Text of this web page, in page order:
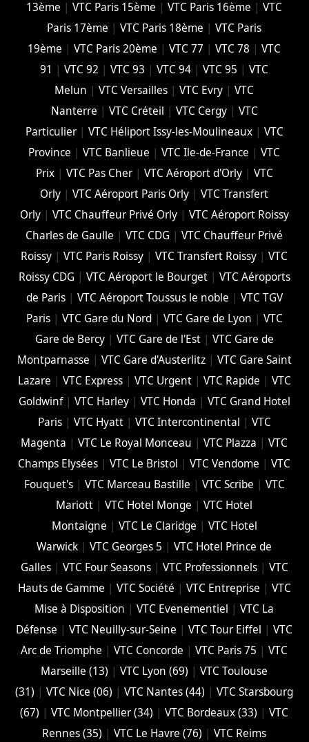
13ème |VTC Paris 15ème |VTC Paris 16ème |VTC
Paris 17ème |VTC Paris 18ème |VTC Paris
19ème |VTC Paris 20ème |VTC 77 |VTC 78 |VTC
91 |VTC 92 |VTC 93 |VTC 94 |VTC 95 |VTC
Melun |VTC Versailles |VTC Evry |VTC
Nanterre | VTC Créteil | VTC Cergy| VTC
Particulier| VTC Héliport Issy-les-Moulineaux| VTC
Province |VTC Banlieue |VTC Ile-de-France |VTC
Prix| VTC Pas Cher| VTC Aéroport d'Orly| VTC
Orly |VTC Aéroport Paris Orly |VTC Transfert
Orly| VTC Chauffeur Privé Orly| VTC Aéroport Roissy
Charles de Gaulle |VTC CDG |VTC Chauffeur Privé
Roissy |VTC Paris Roissy |VTC Transfert Roissy |VTC
Roissy CDG | VTC Aéroport le Bourget| VTC Aéroports
de Paris| VTC Aéroport Toussus le noble | VTC TGV
Paris| VTC Gare du Nord| VTC Gare de Lyon | VTC
Gare de Bercy| VTC Gare de l'Est| VTC Gare de
Montparnasse | VTC Gare d'Austerlitz| VTC Gare Saint
Lazare | VTC Express| VTC Urgent| VTC Rapide | VTC
Goldwinf| VTC Harley| VTC Honda | VTC Grand Hotel
Paris| VTC Hyatt| VTC Intercontinental | VTC
Magenta |VTC Le Royal Monceau |VTC Plazza |VTC
Champs Elysées |VTC Le Bristol |VTC Vendome |VTC
Fouquet's| VTC Marceau Bastille | VTC Scribe | VTC
Mariott |VTC Hotel Monge |VTC Hotel
Montaigne | VTC Le Claridge | VTC Hotel
Warwick |VTC Georges 5 |VTC Hotel Prince de
Galles| VTC Four Seasons| VTC Professionnels| VTC
Hauts de Gamme | VTC Société | VTC Entreprise | VTC
Mise à Disposition |VTC Evenementiel |VTC La
Défense |VTC Neuilly-sur-Seine |VTC Tour Eiffel |VTC
Arc de Triomphe |VTC Concorde |VTC Paris 75 |VTC
Marseille (13) |VTC Lyon (69) |VTC Toulouse
(31) |VTC Nice (06) |VTC Nantes (44) |VTC Starsbourg
(67) |VTC Montpellier (34) |VTC Bordeaux (33) |VTC
Rennes (35) |VTC Le Havre (76) |VTC Reims